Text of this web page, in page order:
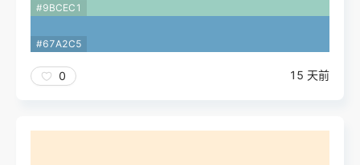
#9BCEC1
#67A2C5
0 15 天前